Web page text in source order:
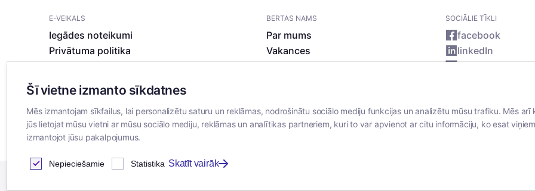
E-VEIKALS
Iegādes noteikumi
Privātuma politika
BERTAS NAMS
Par mums
Vakances
SOCIĀLIE TĪKLI
facebook
linkedIn
Šī vietne izmanto sīkdatnes
Mēs izmantojam sīkfailus, lai personalizētu saturu un reklāmas, nodrošinātu sociālo mediju funkcijas un analizētu mūsu trafiku. Mēs
jūs lietojat mūsu vietni ar mūsu sociālo mediju, reklāmas un analītikas partneriem, kuri to var apvienot ar citu informāciju, ko esat
izmantojot jūsu pakalpojumus.
Nepieciešamie Statistika Skatīt vairāk